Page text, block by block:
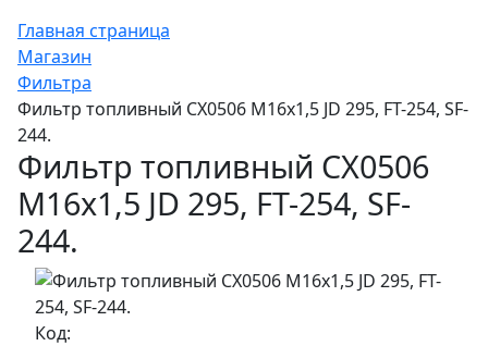
Главная страница
Магазин
Фильтра
Фильтр топливный CX0506 М16х1,5 JD 295, FT-254, SF-
244.
Фильтр топливный CX0506
М16х1,5 JD 295, FT-254, SF-
244.
Код: